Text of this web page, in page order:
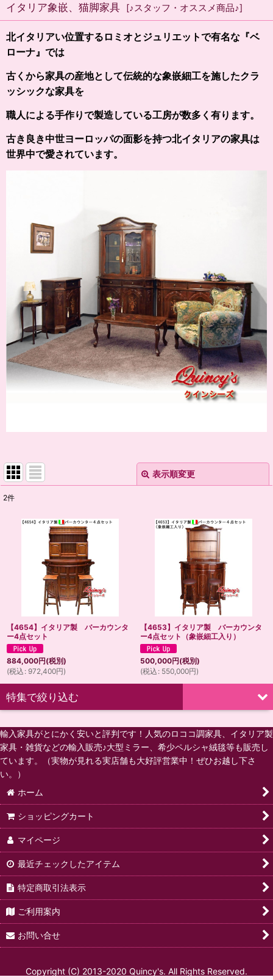
イタリア象嵌、猫脚家具 [♪スタッフ・オススメ商品♪]
北イタリアい位置するロミオとジュリエットで有名な『ベ
ローナ』では
古くから家具の産地として伝統的な象嵌細工を施したクラ
ッシックな家具を
職人による手作りで製造している工房が数多く有ります。
古き良き中世ヨーロッパの面影を持つ北イタリアの家具は
世界中で愛されています。
表示順変更
2件
【4654】イタリア製 バーカウンタ
ー4点セット
884,000円(税別)
(税込 : 972,400円)
【4653】イタリア製 バーカウンタ
ー4点セット（象嵌細工入り）
500,000円(税別)
(税込 : 550,000円)
特集で絞り込む
ロココ調家具シリーズ
イタリア サルタレッリ・モビリ社
ジュリエッタ・シリーズ
フローレンス・シリーズ
レオナルド・シリーズ
シリック・最高級家具
ハイブランド家具
フランスベッド（介護ベッド／高級ソファ）
輸入家具がとにかく安いと評判です！人気のロココ調家具、イタリア製
家具・雑貨などの輸入販売♪大型ミラー、希少ペルシャ絨毯等も販売し
ています。（実物が見れる実店舗も大好評営業中！ぜひお越し下さ
い。）
ホーム
ショッピングカート
マイページ
最近チェックしたアイテム
特定商取引法表示
ご利用案内
お問い合せ
Copyright (C) 2013-2020 Quincy's. All Rights Reserved.